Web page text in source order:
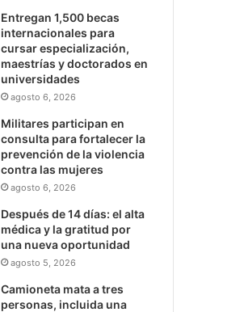
Entregan 1,500 becas
internacionales para
cursar especialización,
maestrías y doctorados en
universidades
agosto 6, 2026
Militares participan en
consulta para fortalecer la
prevención de la violencia
contra las mujeres
agosto 6, 2026
Después de 14 días: el alta
médica y la gratitud por
una nueva oportunidad
agosto 5, 2026
Camioneta mata a tres
personas, incluida una